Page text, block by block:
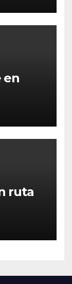
en
ruta